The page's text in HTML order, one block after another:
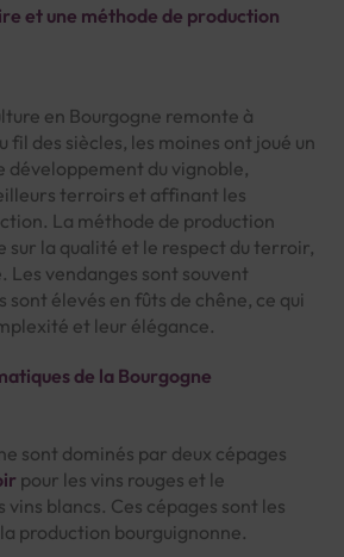
et une méthode de production
en Bourgogne remonte à
fil des siècles, les moines ont joué un
développement du vignoble,
terroirs et affinant les
La méthode de production
sur la qualité et le respect du terroir,
Les vendanges sont souvent
sont élevés en fûts de chêne, ce qui
et leur élégance.
de la Bourgogne
sont dominés par deux cépages
pour les vins rouges et le
vins blancs. Ces cépages sont les
production bourguignonne.